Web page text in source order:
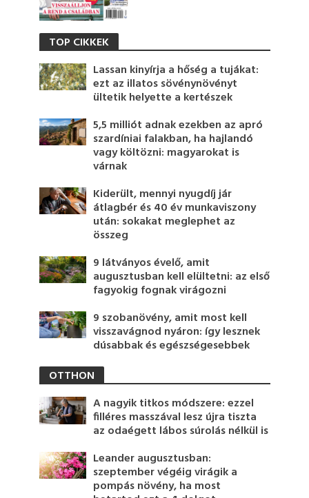
TOP CIKKEK
Lassan kinyírja a hőség a tujákat:
ezt az illatos sövénynövényt
ültetik helyette a kertészek
5,5 milliót adnak ezekben az apró
szardíniai falakban, ha hajlandó
vagy költözni: magyarokat is
várnak
Kiderült, mennyi nyugdíj jár
átlagbér és 40 év munkaviszony
után: sokakat meglephet az
összeg
9 látványos évelő, amit
augusztusban kell elültetni: az első
fagyokig fognak virágozni
9 szobanövény, amit most kell
visszavágnod nyáron: így lesznek
dúsabbak és egészségesebbek
OTTHON
A nagyik titkos módszere: ezzel
filléres masszával lesz újra tiszta
az odaégett lábos súrolás nélkül is
Leander augusztusban:
szeptember végéig virágik a
pompás növény, ha most